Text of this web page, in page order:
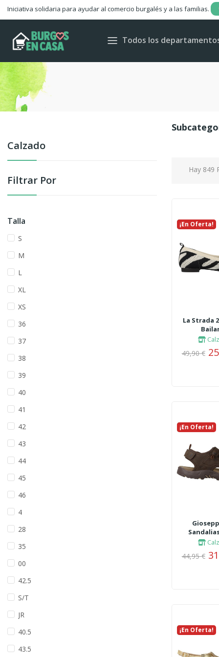
Iniciativa solidaria para ayudar al comercio burgalés y a las familias.
Todos los
Calzado
Filtrar Por
Talla
S
M
L
XL
XS
36
37
38
39
40
41
42
43
44
45
46
4
28
35
00
42.5
S/T
JR
40.5
43.5
Hay 849
¡En Oferta!
Nuevo
La Strada
49,90 €
¡En Oferta!
Nuevo
44,95 €
¡En Oferta!
Nuevo